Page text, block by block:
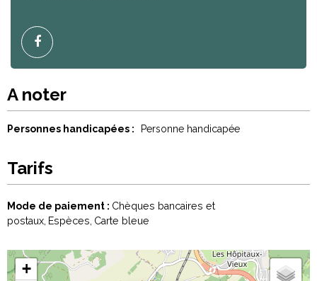
A noter
Personnes handicapées : Personne handicapée
Tarifs
Mode de paiement : Chèques bancaires et
postaux Espèces Carte bleue
+